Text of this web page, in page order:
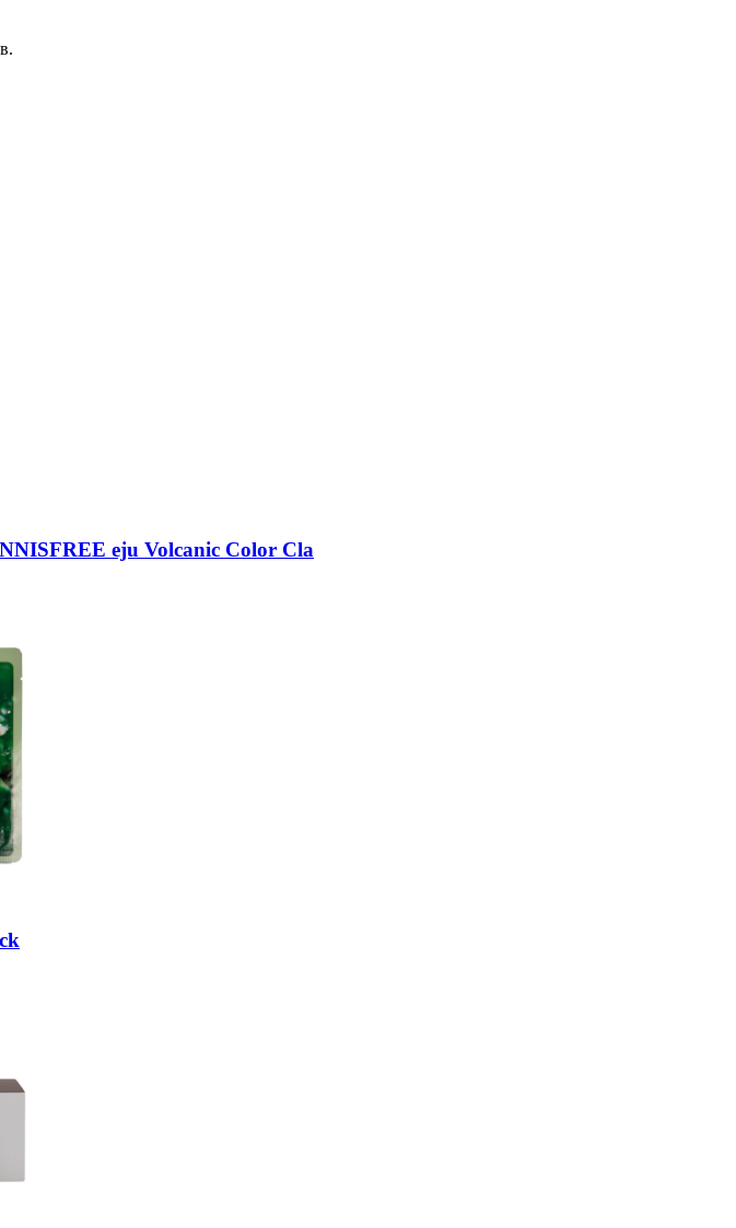
eju Volcanic Color Cla